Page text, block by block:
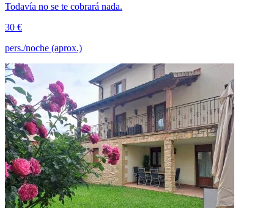
Todavía no se te cobrará nada.
30 €
pers./noche (aprox.)